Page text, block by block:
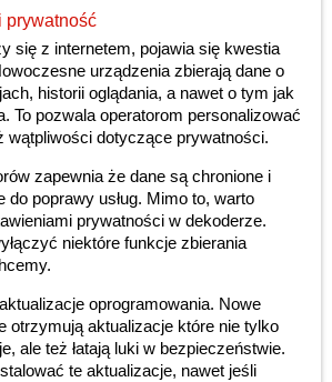
prywatność
się z internetem, pojawia się kwestia
urządzenia zbierają dane o
historii oglądania, a nawet o tym jak
To pozwala operatorom personalizować
wątpliwości dotyczące prywatności.
zapewnia że dane są chronione i
do poprawy usług. Mimo to, warto
prywatności w dekoderze.
niektóre funkcje zbierania
oprogramowania. Nowe
otrzymują aktualizacje które nie tylko
ale też łatają luki w bezpieczeństwie.
te aktualizacje, nawet jeśli